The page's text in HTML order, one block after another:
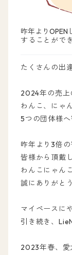
昨年よりOPEN
することがで
たくさんの出
2024年の売上
わんこ、にゃ
5つの団体様へ
昨年より3倍の
皆様から頂戴
わんこにゃん
誠にありがと
マイペースに
引き続き、
2023年春、愛